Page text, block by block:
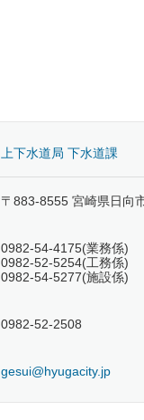
上下水道局 下水道課
〒883-8555 宮崎県日向
0982-54-4175(業務係)
0982-52-5254(工務係)
0982-54-5277(施設係)
0982-52-2508
gesui@hyugacity.jp